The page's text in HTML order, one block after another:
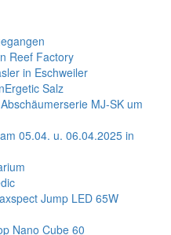
Reef Factory
in Eschweiler
Salz
MJ-SK um
05.04. u. 06.04.2025 in
Jump LED 65W
Nano Cube 60